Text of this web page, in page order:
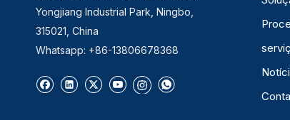
Yongjiang Industrial Park, Ningbo,
315021, China
Whatsapp: +86-13806678368